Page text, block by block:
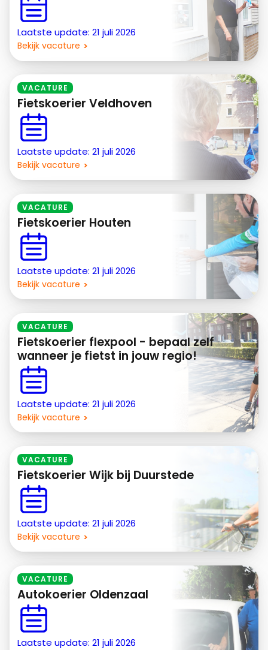
Laatste update: 21 juli 2026
Bekijk vacature
VACATURE
Fietskoerier Veldhoven
Laatste update: 21 juli 2026
Bekijk vacature
VACATURE
Fietskoerier Houten
Laatste update: 21 juli 2026
Bekijk vacature
VACATURE
Fietskoerier flexpool - bepaal zelf
wanneer je fietst in jouw regio!
Laatste update: 21 juli 2026
Bekijk vacature
VACATURE
Fietskoerier Wijk bij Duurstede
Laatste update: 21 juli 2026
Bekijk vacature
VACATURE
Autokoerier Oldenzaal
Laatste update: 21 juli 2026